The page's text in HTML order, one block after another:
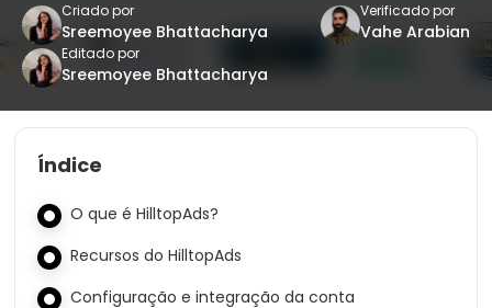
Criado por
Sreemoyee Bhattacharya
Verificado por
Vahe Arabian
Editado por
Sreemoyee Bhattacharya
Índice
O que é HilltopAds?
Recursos do HilltopAds
Configuração e integração da conta